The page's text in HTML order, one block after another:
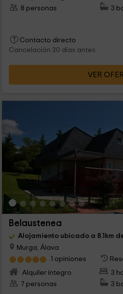
8 personas
3
Contacto directo
Cancelación 30 días antes
VER
Belaustenea
Alojamiento ubicado a 8.1km
Murga, Álava
1 opiniones
Alquiler íntegro
3
7 personas
3